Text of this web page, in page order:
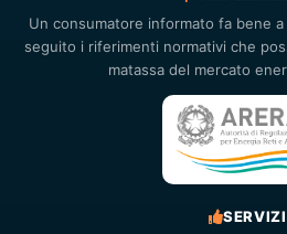
Un consumatore informato fa bene
seguito i riferimenti normativi che
matassa del mercato
SERVIZI